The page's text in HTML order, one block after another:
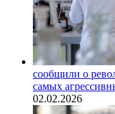
сообщили о
самых
02.02.2026